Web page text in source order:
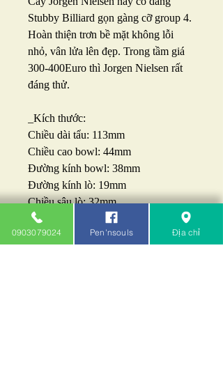
Stubby Billiard gọn gàng cỡ group 4.
Hoàn thiện trơn bề mặt không lỗi
nhỏ, vân lửa lên đẹp. Trong tầm giá
300-400Euro thì Jorgen Nielsen rất
đáng thử.
_Kích thước:
Chiều dài tẩu: 113mm
Chiều cao bowl: 44mm
Đường kính bowl: 38mm
Đường kính lò: 19mm
Chiều sâu lò: 32mm
_Đã qua sử dụng mới 98%. Tình
trạng hoàn hảo.
0903079024 Pen'nsouls Địa chỉ